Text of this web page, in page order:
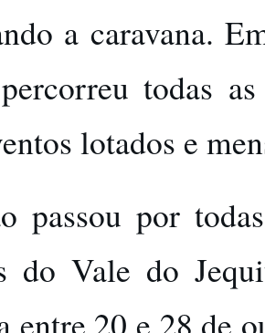
a caravana.
todas
lotados e
passou por
do Vale do
entre 20 e 28 de